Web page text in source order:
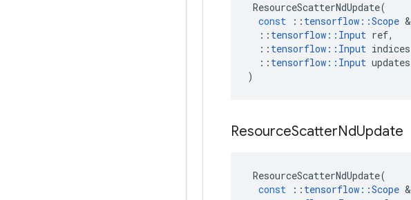
ResourceScatterNdUpdate(
const
:: tensorflow ::Scope &
:: tensorflow :: Input ref,
:: tensorflow :: Input indices
:: tensorflow :: Input updates
)
ResourceScatterNdUpdate
ResourceScatterNdUpdate(
const
:: tensorflow ::Scope &